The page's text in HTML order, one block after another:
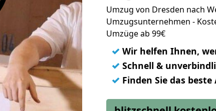
Umzug von Dresden nach
Umzugsunternehmen -
Umzüge ab 99€
✓ Wir helfen Ihnen,
✓ Schnell &
✓ Finden Sie das